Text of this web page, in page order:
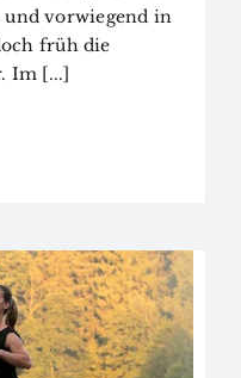
und vorwiegend in
früh die
Im [...]